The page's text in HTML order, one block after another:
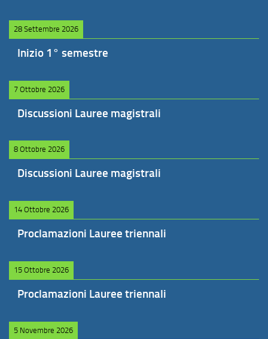
28 Settembre 2026
Inizio 1° semestre
7 Ottobre 2026
Discussioni Lauree magistrali
8 Ottobre 2026
Discussioni Lauree magistrali
14 Ottobre 2026
Proclamazioni Lauree triennali
15 Ottobre 2026
Proclamazioni Lauree triennali
5 Novembre 2026